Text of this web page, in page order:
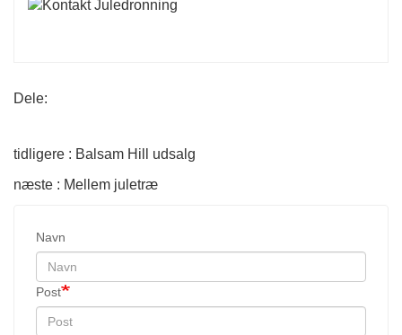
Dele:
tidligere : Balsam Hill udsalg
næste : Mellem juletræ
Navn
Post